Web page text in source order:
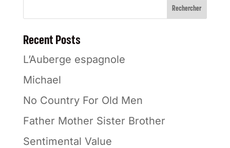
Rechercher
Recent Posts
L’Auberge espagnole
Michael
No Country For Old Men
Father Mother Sister Brother
Sentimental Value